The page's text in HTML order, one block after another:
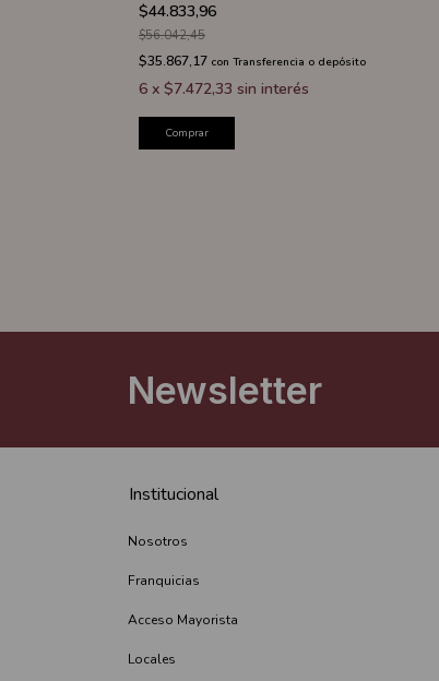
$44.833,96
$56.042,45
$35.867,17 con Transferencia o depósito
6 x $7.472,33 sin interés
Comprar
Newsletter
Institucional
Nosotros
Franquicias
Acceso Mayorista
Locales